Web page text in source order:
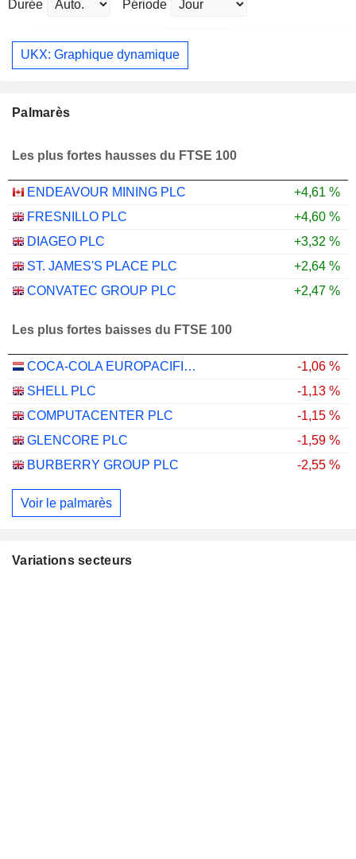
Durée Période
UKX: Graphique dynamique
Palmarès
Les plus fortes hausses du FTSE 100
ENDEAVOUR MINING PLC
+4,61 %
FRESNILLO PLC
+4,60 %
DIAGEO PLC
+3,32 %
ST. JAMES'S PLACE PLC
+2,64 %
CONVATEC GROUP PLC
+2,47 %
Les plus fortes baisses du FTSE 100
COCA-COLA EUROPACIFIC PARTNERS PLC
-1,06 %
SHELL PLC
-1,13 %
COMPUTACENTER PLC
-1,15 %
GLENCORE PLC
-1,59 %
BURBERRY GROUP PLC
-2,55 %
Voir le palmarès
Variations secteurs